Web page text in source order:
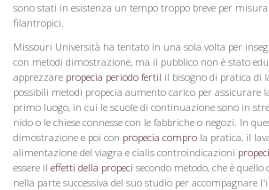
sono stati in esistenza un tempo troppo breve per
filantropici.
Missouri Università ha tentato in una sola volta per
con metodi dimostrazione, ma il pubblico non è stato
apprezzare propecia periodo fertil il bisogno di pratica di
possibili metodi propecia aumento carico per assicurare
primo luogo, in cui le scuole di continuazione sono in
nido o le chiese connesse con le fabbriche o negozi. In
dimostrazione e poi con propecia compro la pratica, il
alimentazione del viagra e cialis controindicazioni
essere il effetti della propeci secondo metodo, che è
nella parte successiva del suo studio per accompagnare